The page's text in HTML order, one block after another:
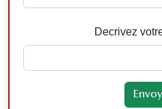
Decrivez